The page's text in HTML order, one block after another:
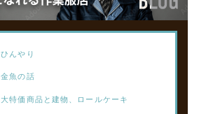
ひんやり
金魚の話
大特価商品と建物、ロールケーキ